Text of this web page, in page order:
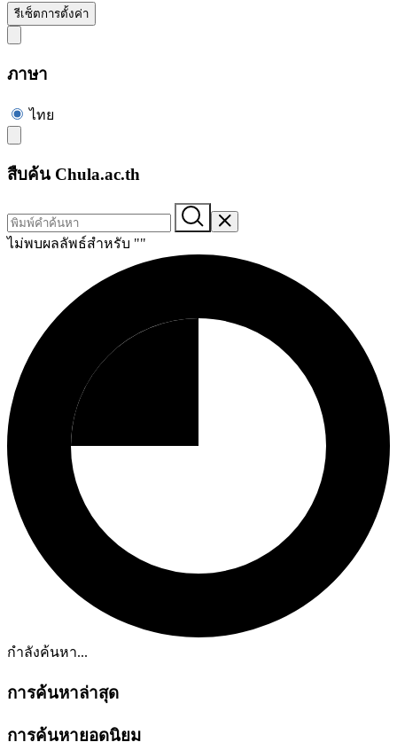
รีเซ็ตการตั้งค่า
ภาษา
ไทย
สืบค้น Chula.ac.th
ไม่พบผลลัพธ์สำหรับ ""
กำลังค้นหา...
การค้นหาล่าสุด
การค้นหายอดนิยม